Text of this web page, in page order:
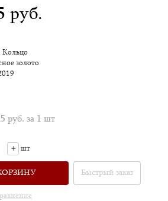
руб.
Кольцо
золото
руб. за 1 шт
+ шт
Быстрый заказ